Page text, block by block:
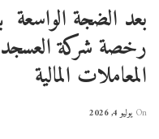
بعد الضجة الواسعة
رخصة شركة
المعاملات المالية
On يوليو 4, 2026